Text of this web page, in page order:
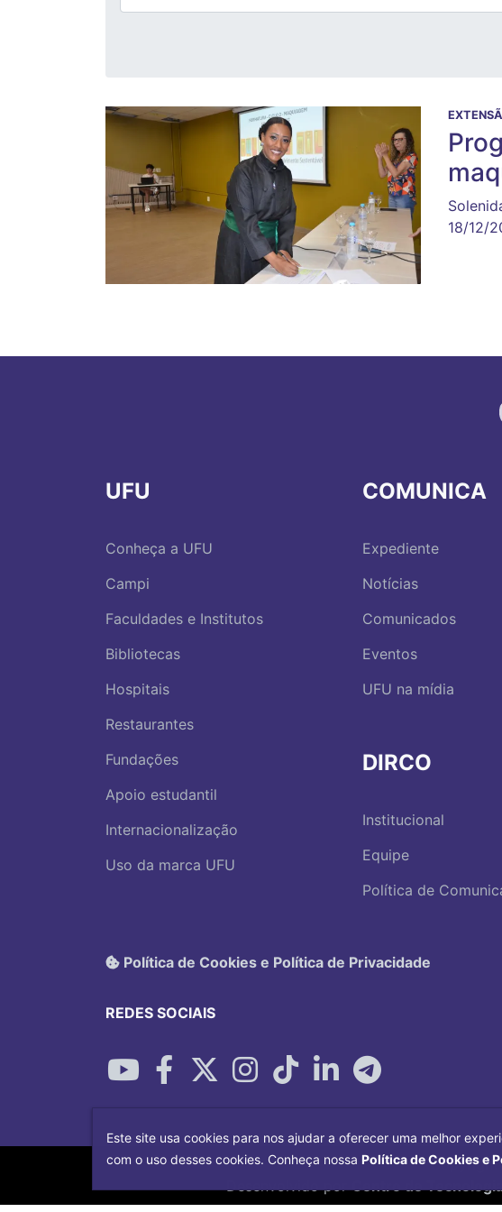
18/12/
UFU
Conheça a UFU
Campi
Faculdades e Institutos
Bibliotecas
Hospitais
Restaurantes
Fundações
Apoio estudantil
Internacionalização
Uso da marca UFU
COMUNICA
Expediente
Notícias
Comunicados
Eventos
UFU na mídia
DIRCO
Institucional
Equipe
Política de
Política de Cookies e Política de Privacidade
REDES SOCIAIS
Desenvolvido por Centro de
Este site usa cookies para nos ajudar a oferecer uma melhor
com o uso desses cookies. Conheça nossa Política de Cookies e